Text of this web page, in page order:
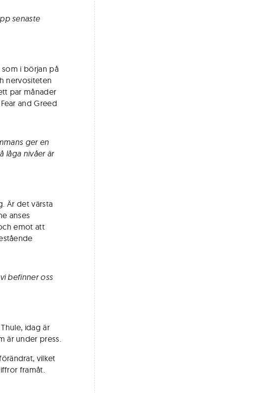
senaste
i början på
nervositeten
par månader
and Greed
ger en
låga nivåer är
Är det värsta
anses
emot att
befinner oss
idag är
är under press.
vilket
framåt.